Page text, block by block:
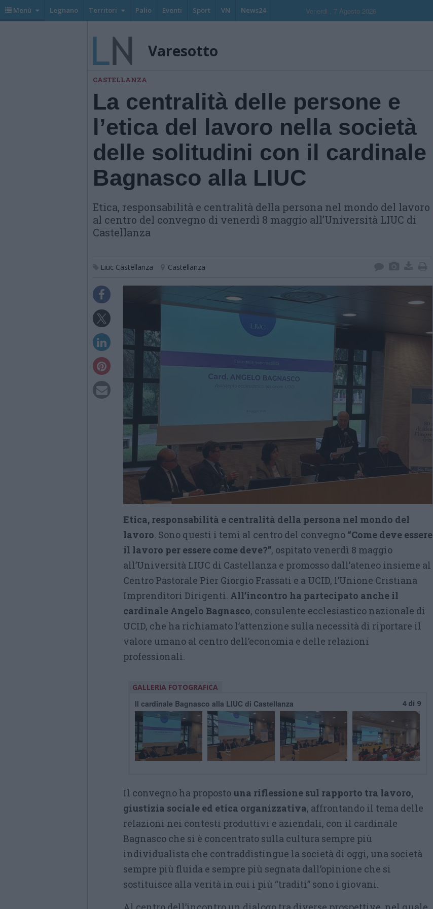
Menù Legnano Territori Palio Eventi Sport VN News24 Venerdi , 7 Agosto 2026
Varesotto
CASTELLANZA
La centralità delle persone e
l’etica del lavoro nella società
delle solitudini con il cardinale
Bagnasco alla LIUC
Etica, responsabilità e centralità della persona nel mondo del lavoro
al centro del convegno di venerdì 8 maggio all’Università LIUC di
Castellanza
Liuc Castellanza Castellanza
Etica, responsabilità e centralità della persona nel mondo del
lavoro. Sono questi i temi al centro del convegno “Come deve essere
il lavoro per essere come deve?”, ospitato venerdì 8 maggio
all’Università LIUC di Castellanza e promosso dall’ateneo insieme al
Centro Pastorale Pier Giorgio Frassati e a UCID, l’Unione Cristiana
Imprenditori Dirigenti. All’incontro ha partecipato anche il
cardinale Angelo Bagnasco, consulente ecclesiastico nazionale di
UCID, che ha richiamato l’attenzione sulla necessità di riportare il
valore umano al centro dell’economia e delle relazioni
professionali.
GALLERIA FOTOGRAFICA
Il cardinale Bagnasco alla LIUC di Castellanza 4 di 9
Il convegno ha proposto una riflessione sul rapporto tra lavoro,
giustizia sociale ed etica organizzativa, affrontando il tema delle
relazioni nei contesti produttivi e aziendali, con il cardinale
Bagnasco che si è concentrato sulla cultura sempre più
individualista che contraddistingue la società di oggi, una società
sempre più fluida e sempre più segnata dall’opinione che si
sostituisce alla verità in cui i più “traditi” sono i giovani.